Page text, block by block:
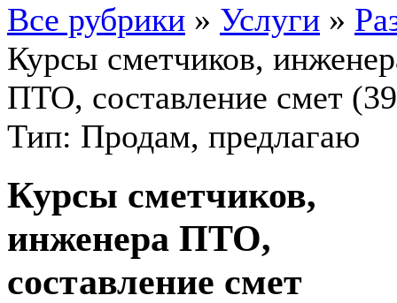
Все рубрики » Услуги »
Курсы сметчиков,
ПТО, составление смет
Тип: Продам, предлагаю
Курсы сметчиков,
инженера ПТО,
составление смет